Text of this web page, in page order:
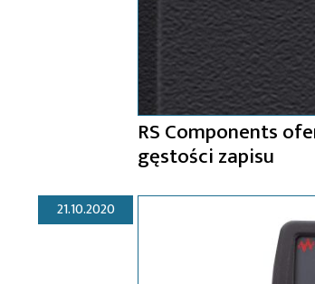
RS Components
gęstości zapisu
21.10.2020